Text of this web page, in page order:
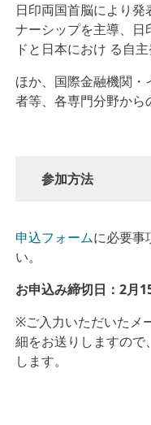
日印両国首脳により発
ナーシップを主導、日
ドと日本におけ る自
ほか、国際金融機関
者等、各専門分野から
参加方法
申込フォームに必要事
い。
お申込み締切日：2月
※ご入力いただいたメ
細をお送りしますので
します。